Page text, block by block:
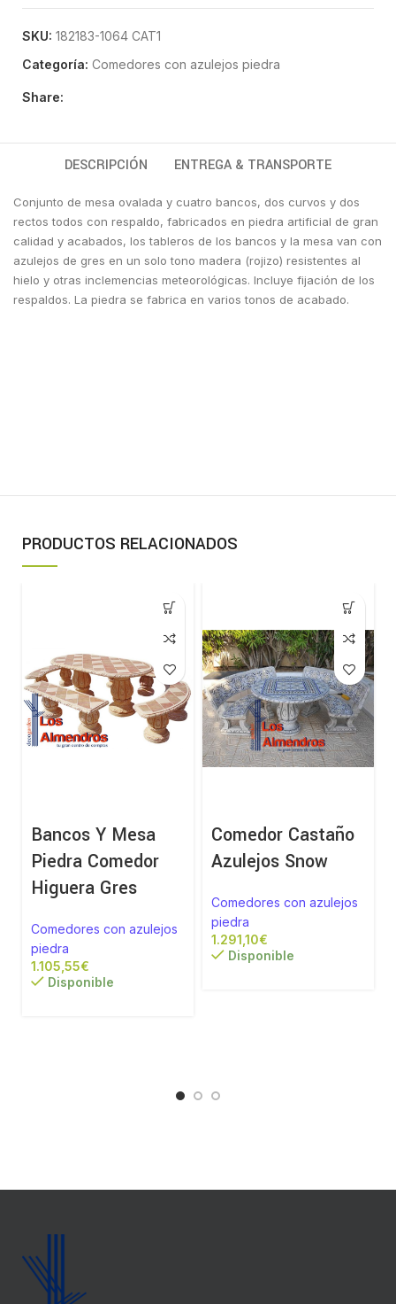
SKU: 182183-1064 CAT1
Categoría: Comedores con azulejos piedra
Share:
DESCRIPCIÓN ENTREGA & TRANSPORTE
Conjunto de mesa ovalada y cuatro bancos, dos curvos y dos
rectos todos con respaldo, fabricados en piedra artificial de gran
calidad y acabados, los tableros de los bancos y la mesa van con
azulejos de gres en un solo tono madera (rojizo) resistentes al
hielo y otras inclemencias meteorológicas. Incluye fijación de los
respaldos. La piedra se fabrica en varios tonos de acabado.
PRODUCTOS RELACIONADOS
Bancos Y Mesa
Piedra Comedor
Higuera Gres
Comedores con azulejos
piedra
€
Disponible
Comedor Castaño
Azulejos Snow
Comedores con azulejos
piedra
€
Disponible